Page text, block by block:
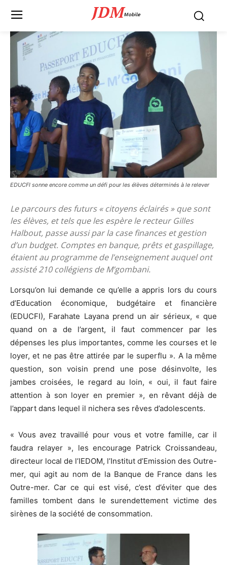
JDMMobile
EDUCFI sonne encore comme un défi pour les élèves déterminés à le relever
Le parcours des futurs « citoyens éclairés » que sont
les élèves, et tels que les espère le recteur Gilles
Halbout, passe aussi par la case finances et gestion
d’un budget. Comptes en banque, prêts et gaspillage,
étaient au programme de l’enseignement auquel ont
assisté 210 collégiens de M’gombani.
Lorsqu’on lui demande ce qu’elle a appris lors du cours
d’Education économique, budgétaire et financière
(EDUCFI), Farahate Layana prend un air sérieux, « que
quand on a de l’argent, il faut commencer par les
dépenses les plus importantes, comme les courses et le
loyer, et ne pas être attirée par le superflu ». A la même
question, son voisin prend une pose désinvolte, les
jambes croisées, le regard au loin, « oui, il faut faire
attention à son loyer en premier », en rêvant déjà de
l’appart dans lequel il nichera ses rêves d’adolescents.
« Vous avez travaillé pour vous et votre famille, car il
faudra relayer », les encourage Patrick Croissandeau,
directeur local de l’IEDOM, l’Institut d’Emission des Outre-
mer, qui agit au nom de la Banque de France dans les
Outre-mer. Car ce qui est visé, c’est d’éviter que des
familles tombent dans le surendettement victime des
sirènes de la société de consommation.